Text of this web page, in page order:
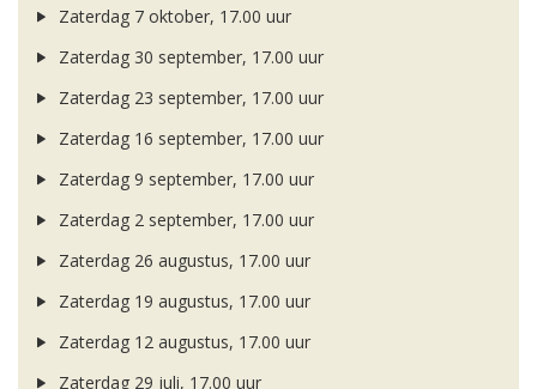
Zaterdag 7 oktober, 17.00 uur
Zaterdag 30 september, 17.00 uur
Zaterdag 23 september, 17.00 uur
Zaterdag 16 september, 17.00 uur
Zaterdag 9 september, 17.00 uur
Zaterdag 2 september, 17.00 uur
Zaterdag 26 augustus, 17.00 uur
Zaterdag 19 augustus, 17.00 uur
Zaterdag 12 augustus, 17.00 uur
Zaterdag 29 juli, 17.00 uur